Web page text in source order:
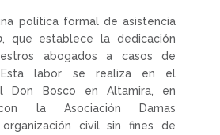
política formal de asistencia
, que establece la dedicación
abogados a casos de
Esta labor se realiza en el
Don Bosco en Altamira, en
la Asociación Damas
organización civil sin fines de